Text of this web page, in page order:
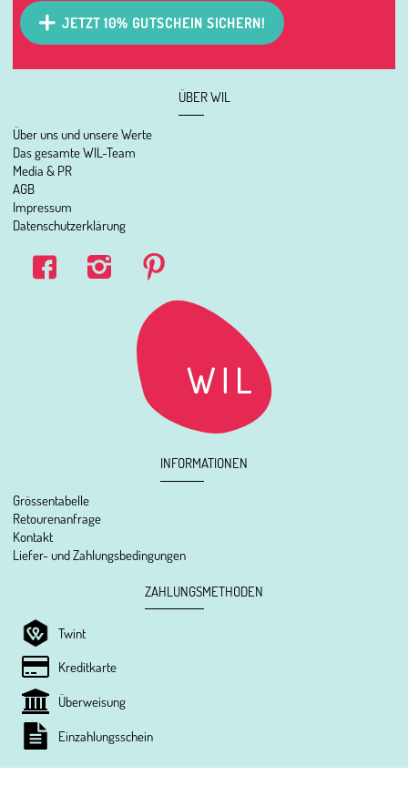
ÜBER WIL
Über uns und unsere Werte
Das gesamte WIL-Team
Media & PR
AGB
Impressum
Datenschutzerklärung
INFORMATIONEN
Grössentabelle
Retourenanfrage
Kontakt
Liefer- und Zahlungsbedingungen
ZAHLUNGSMETHODEN
Twint
Kreditkarte
Überweisung
Einzahlungsschein
JETZT 10% GUTSCHEIN SICHERN!